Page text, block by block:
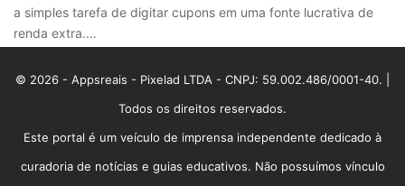
a simples tarefa de digitar cupons em uma fonte lucrativa de
renda extra.…
© 2026 - Appsreais - Pixelad LTDA - CNPJ: 59.002.486/0001-40. |
Todos os direitos reservados.
Este portal é um veículo de imprensa independente dedicado à
curadoria de notícias e guias educativos. Não possuímos vínculo